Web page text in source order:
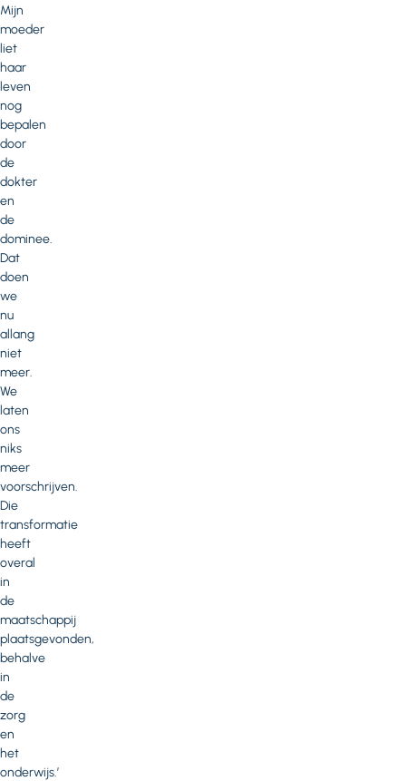
Mijn
moeder
liet
haar
leven
nog
bepalen
door
de
dokter
en
de
dominee.
Dat
doen
we
nu
allang
niet
meer.
We
laten
ons
niks
meer
voorschrijven.
Die
transformatie
heeft
overal
in
de
maatschappij
plaatsgevonden,
behalve
in
de
zorg
en
het
onderwijs.’